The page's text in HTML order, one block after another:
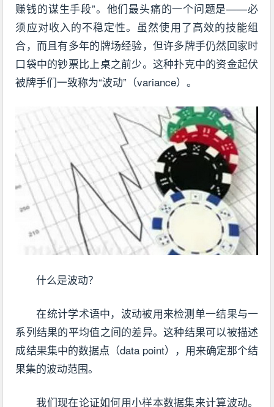
赚钱的谋生手段”。他们最头痛的一个问题是——必
须应对收入的不稳定性。虽然使用了高效的技能组
合，而且有多年的牌场经验，但许多牌手仍然回家时
口袋中的钞票比上桌之前少。这种扑克中的资金起伏
被牌手们一致称为“波动”（variance）。
什么是波动？
在统计学术语中，波动被用来检测单一结果与一
系列结果的平均值之间的差异。这种结果可以被描述
成结果集中的数据点（data point），用来确定那个结
果集的波动范围。
我们现在论证如何用小样本数据集来计算波动。